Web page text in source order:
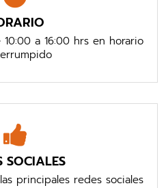
a 16:00 hrs en horario
SOCIALES
principales redes sociales